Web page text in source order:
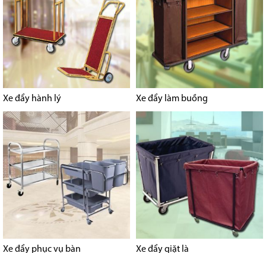
Xe đẩy hành lý Xe đẩy làm buồng
Xe đẩy phục vụ bàn Xe đẩy giặt là